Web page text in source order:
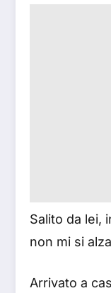
Salito da lei,
non mi si
Arrivato a